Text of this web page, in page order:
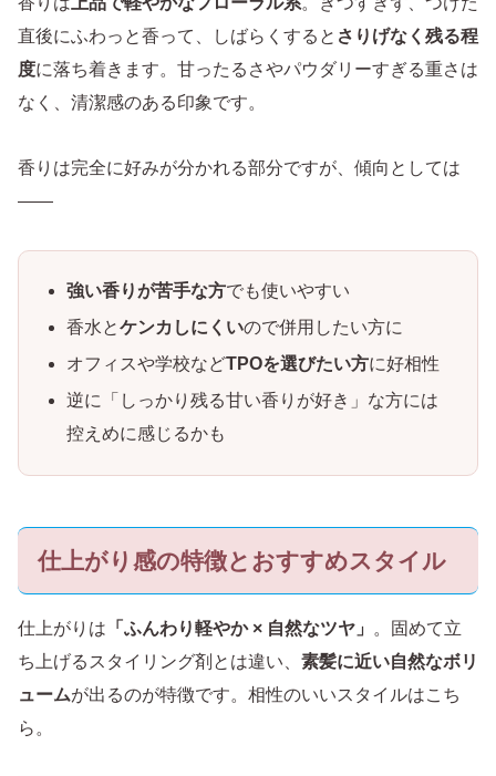
直後にふわっと香って、しばらくすると さりげなく残る程
度に落ち着きます。甘ったるさやパウダリーすぎる重さは
なく、清潔感のある印象です。
香りは完全に好みが分かれる部分ですが、傾向としては
——
強い香りが苦手な方でも使いやすい
香水とケンカしにくいので併用したい方に
オフィスや学校などTPOを選びたい方に好相性
逆に「しっかり残る甘い香りが好き」な方には
控えめに感じるかも
仕上がり感の特徴とおすすめスタイル
仕上がりは 「ふんわり軽やか × 自然なツヤ」
。固めて立
ち上げるスタイリング剤とは違い、 素髪に近い自然なボリ
ュームが出るのが特徴です。相性のいいスタイルはこち
ら。